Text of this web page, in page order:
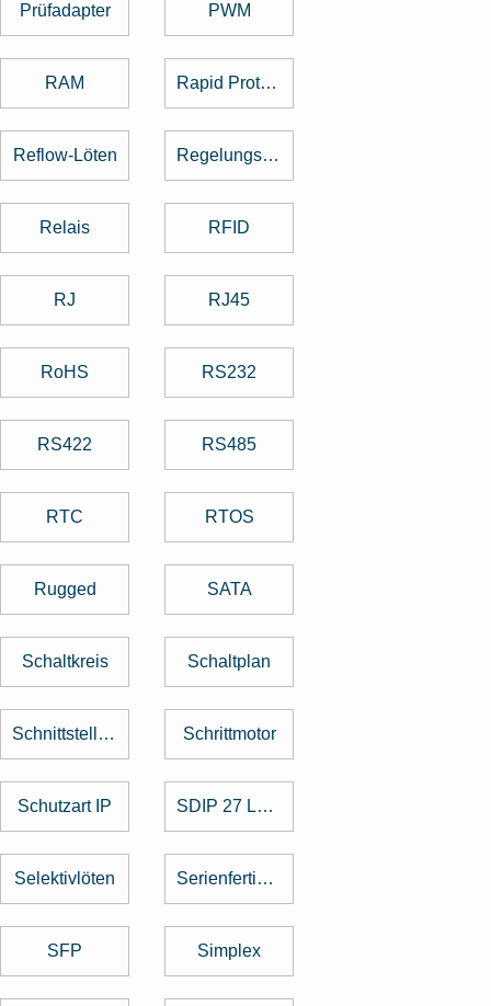
Prüfadapter PWM
RAM Rapid Prototyping
Reflow-Löten Regelungstechnik
Relais RFID
RJ RJ45
RoHS RS232
RS422 RS485
RTC RTOS
Rugged SATA
Schaltkreis Schaltplan
Schnittstellenkarte Schrittmotor
Schutzart IP SDIP 27 Level
Selektivlöten Serienfertigung
SFP Simplex